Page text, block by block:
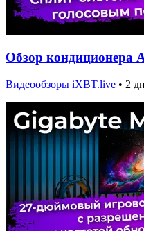
Обзор кондиционера
Видеообзоры iXBT.live • 2